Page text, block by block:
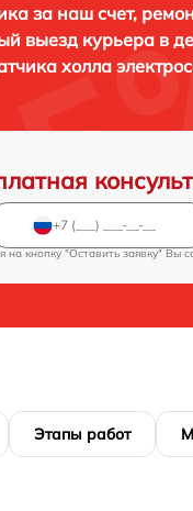
за наш счет,
выезд курьера в
холла
на кнопку "Оставить заявку" Вы
Этапы работ